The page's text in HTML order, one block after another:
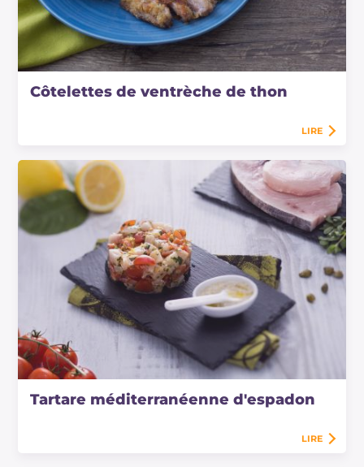
Côtelettes de ventrèche de thon
LIRE
Tartare méditerranéenne d'espadon
LIRE